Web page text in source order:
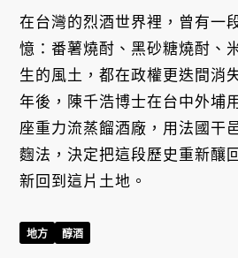
在台灣的烈酒世界裡，曾有一
憶：番薯燒酎、黑砂糖燒酎、
生的風土，都在政權更迭間消
年後，陳千浩博士在台中外埔
座重力流蒸餾酒廠，用法國干
麴法，決定把這段歷史重新釀
新回到這片土地。
地方 醇酒